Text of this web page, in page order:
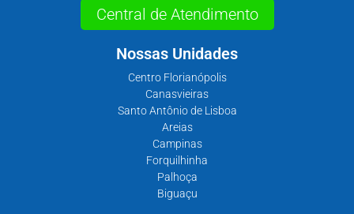
Central de Atendimento
Nossas Unidades
Centro Florianópolis
Canasvieiras
Santo Antônio de Lisboa
Areias
Campinas
Forquilhinha
Palhoça
Biguaçu